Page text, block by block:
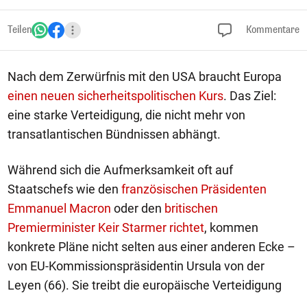
Teilen Kommentare
Nach dem Zerwürfnis mit den USA braucht Europa
einen neuen sicherheitspolitischen Kurs. Das Ziel:
eine starke Verteidigung, die nicht mehr von
transatlantischen Bündnissen abhängt.
Während sich die Aufmerksamkeit oft auf
Staatschefs wie den französischen Präsidenten
Emmanuel Macron oder den britischen
Premierminister Keir Starmer richtet, kommen
konkrete Pläne nicht selten aus einer anderen Ecke –
von EU-Kommissionspräsidentin Ursula von der
Leyen (66). Sie treibt die europäische Verteidigung